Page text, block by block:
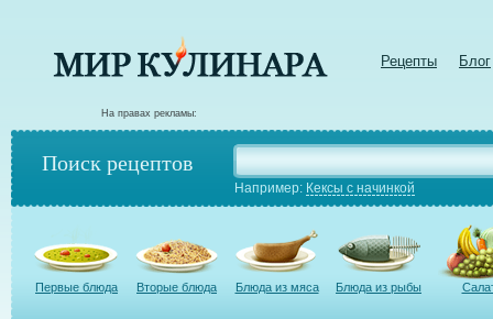
Рецепты Блог
На правах рекламы:
Поиск рецептов
Например: Кексы с начинкой
Первые блюда Вторые блюда Блюда из мяса Блюда из рыбы